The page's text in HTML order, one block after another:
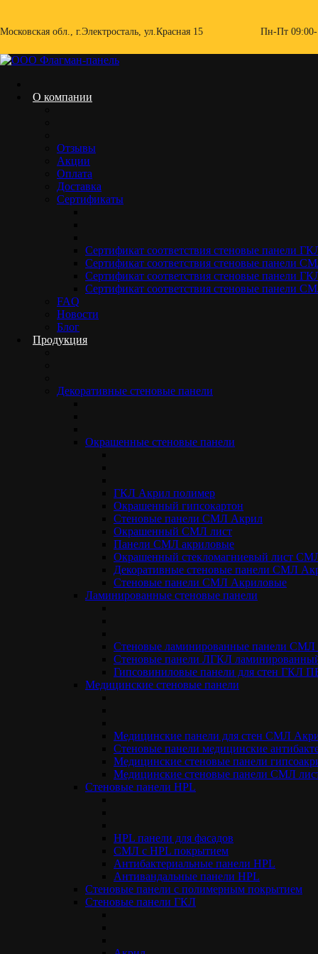
content
Московская обл., г.Электросталь, ул.Красная 15 Пн-Пт 09:00-
О компании
Отзывы
Акции
Оплата
Доставка
Сертификаты
Сертификат соответствия стеновые панели
Сертификат соответствия стеновые панели
Сертификат соответствия стеновые панели
Сертификат соответствия стеновые
FAQ
Новости
Блог
Продукция
Декоративные стеновые панели
Окрашенные стеновые панели
ГКЛ Акрил полимер
Окрашенный гипсокартон
Стеновые панели СМЛ Акрил
Окрашенный СМЛ лист
Панели СМЛ акриловые
Окрашенный стекломагниевый лист
Декоративные стеновые панели СМЛ
Стеновые панели СМЛ Акриловые
Ламинированные стеновые панели
Стеновые ламинированные панели
Стеновые панели ЛГКЛ
Гипсовиниловые панели для стен ГКЛ
Медицинские стеновые панели
Медицинские панели для стен СМЛ
Стеновые панели медицинские
Медицинские стеновые панели
Медицинские стеновые панели СМЛ
Стеновые панели НPL
HPL панели для фасадов
СМЛ с HPL покрытием
Антибактериальные панели HPL
Антивандальные панели HPL
Cтеновые панели с полимерным покрытием
Стеновые панели ГКЛ
Стеновые панели ГКЛ
Современная внутренняя отделка коммерческих,
монтироваться в сжатые сроки и полностью
позволяет полностью исключить из цикла ремонтных работ
Высокая скорость и чистота монтажа. Панели крепятся
(омега-, пи-, L-профили). Отсутствие строительной
Антивандальные и износостойкие свойства. Плотная
особенно важно для помещений с высокой
Пожарная безопасность (класс КМ1). Материал
монтировать панели ГКЛ ПВХ на путях эвакуации, в
Влагостойкость и простой уход. Ламинированная
растворов (актуально для медицинских и детских
Свободный доступ к коммуникациям. За каркасной
Область применения декоративных
Широкий выбор текстур (имитация натурального дерева,
возможности для дизайна интерьеров. Панели
Медицинские центры, стоматологии, лаборатории и
Детские сады, общеобразовательные школы, вузы и
Гостиницы, хостелы, рестораны, кафе и фитнес-клубы;
Жилые помещения (прихожие, коридоры, лоджии).
Покупая отделочные материалы напрямую у завода-
Контроль качества на производстве. В качестве
автоматизированном оборудовании, что исключает
Честные фабричные цены. Мы формируем прозрачную
партнеров.
Полный комплект документов. Каждая партия товара